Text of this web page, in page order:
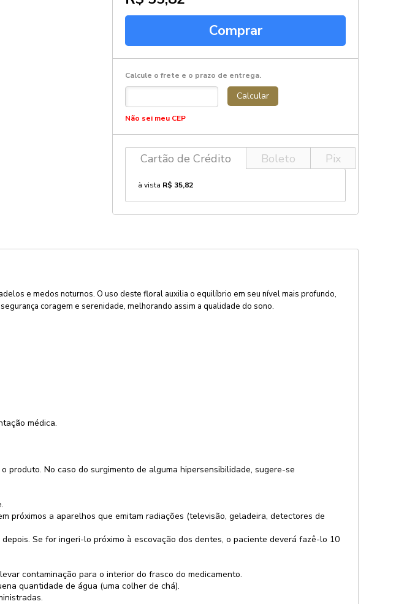
Comprar
Calcule o frete e o prazo de entrega.
Calcular
Não sei meu CEP
Cartão de Crédito Boleto Pix
à vista R$ 35,82
e medos noturnos. O uso deste floral auxilia o equilíbrio em seu nível mais profundo,
coragem e serenidade, melhorando assim a qualidade do sono.
médica.
produto. No caso do surgimento de alguma hipersensibilidade, sugere-se
próximos a aparelhos que emitam radiações (televisão, geladeira, detectores de
Se for ingeri-lo próximo à escovação dos dentes, o paciente deverá fazê-lo 10
contaminação para o interior do frasco do medicamento.
quantidade de água (uma colher de chá).